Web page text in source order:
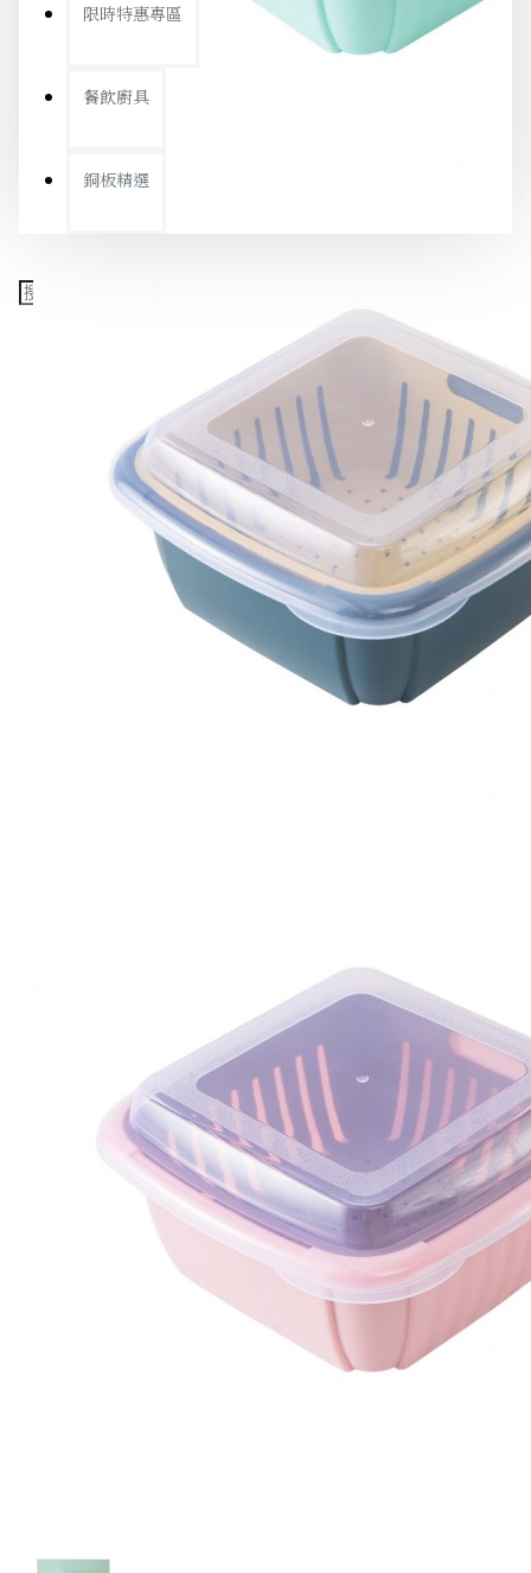
限時特惠專區
餐飲廚具
銅板精選